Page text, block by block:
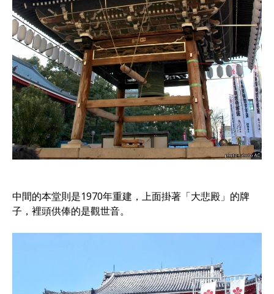
中間的本堂則是1970年重建，上面掛著「大悲殿」的牌
子，裡頭供俸的是觀世音。